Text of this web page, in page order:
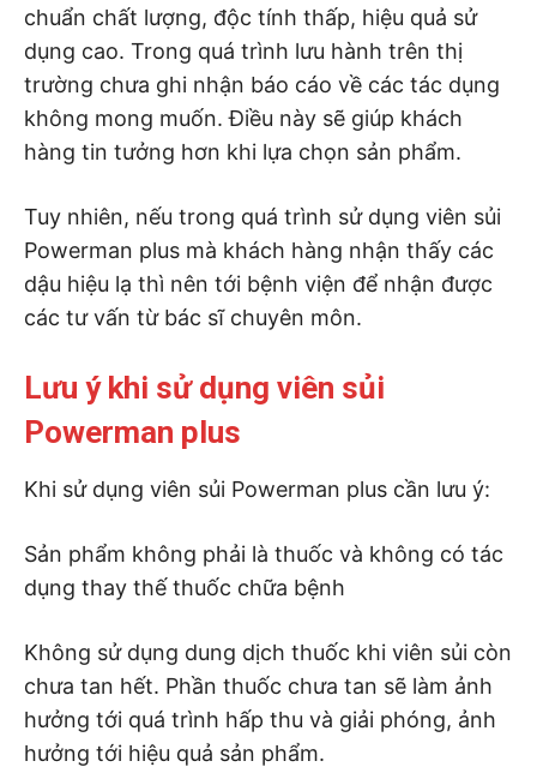
chuẩn chất lượng, độc tính thấp, hiệu quả sử
dụng cao. Trong quá trình lưu hành trên thị
trường chưa ghi nhận báo cáo về các tác dụng
không mong muốn. Điều này sẽ giúp khách
hàng tin tưởng hơn khi lựa chọn sản phẩm.
Tuy nhiên, nếu trong quá trình sử dụng viên sủi
Powerman plus mà khách hàng nhận thấy các
dậu hiệu lạ thì nên tới bệnh viện để nhận được
các tư vấn từ bác sĩ chuyên môn.
Lưu ý khi sử dụng viên sủi
Powerman plus
Khi sử dụng viên sủi Powerman plus cần lưu ý:
Sản phẩm không phải là thuốc và không có tác
dụng thay thế thuốc chữa bệnh
Không sử dụng dung dịch thuốc khi viên sủi còn
chưa tan hết. Phần thuốc chưa tan sẽ làm ảnh
hưởng tới quá trình hấp thu và giải phóng, ảnh
hưởng tới hiệu quả sản phẩm.